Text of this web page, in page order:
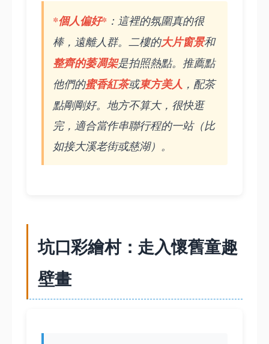
*個人偏好* ：這裡的氛圍真的很
棒，遠離人群。二樓的大片窗景和
整齊的萎凋架是拍照熱點。推薦點
他們的蜜香紅茶或東方美人 ，配茶
點剛剛好。地方不算大，很快逛
完，適合當作串聯行程的一站（比
如接大溪老街或慈湖）。
坑口彩繪村：走入懷舊童趣
壁畫